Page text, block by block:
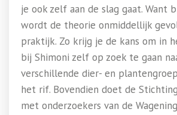
je ook zelf aan de slag gaat. Want
wordt de theorie onmiddellijk
praktijk. Zo krijg je de kans om in
bij Shimoni zelf op zoek te gaan
verschillende dier- en
het rif. Bovendien doet de
met onderzoekers van de